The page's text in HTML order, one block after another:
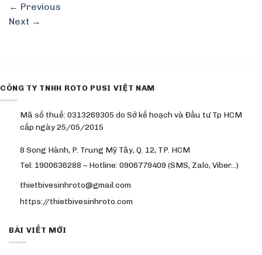
← Previous
Next →
CÔNG TY TNHH ROTO PUSI VIỆT NAM
Mã số thuế: 0313269305 do Sở kế hoạch và Đầu tư Tp HCM
cấp ngày 25/05/2015
8 Song Hành, P. Trung Mỹ Tây, Q. 12, TP. HCM
Tel: 1900636288 – Hotline: 0906779409 (SMS, Zalo, Viber…)
thietbivesinhroto@gmail.com
https://thietbivesinhroto.com
BÀI VIẾT MỚI